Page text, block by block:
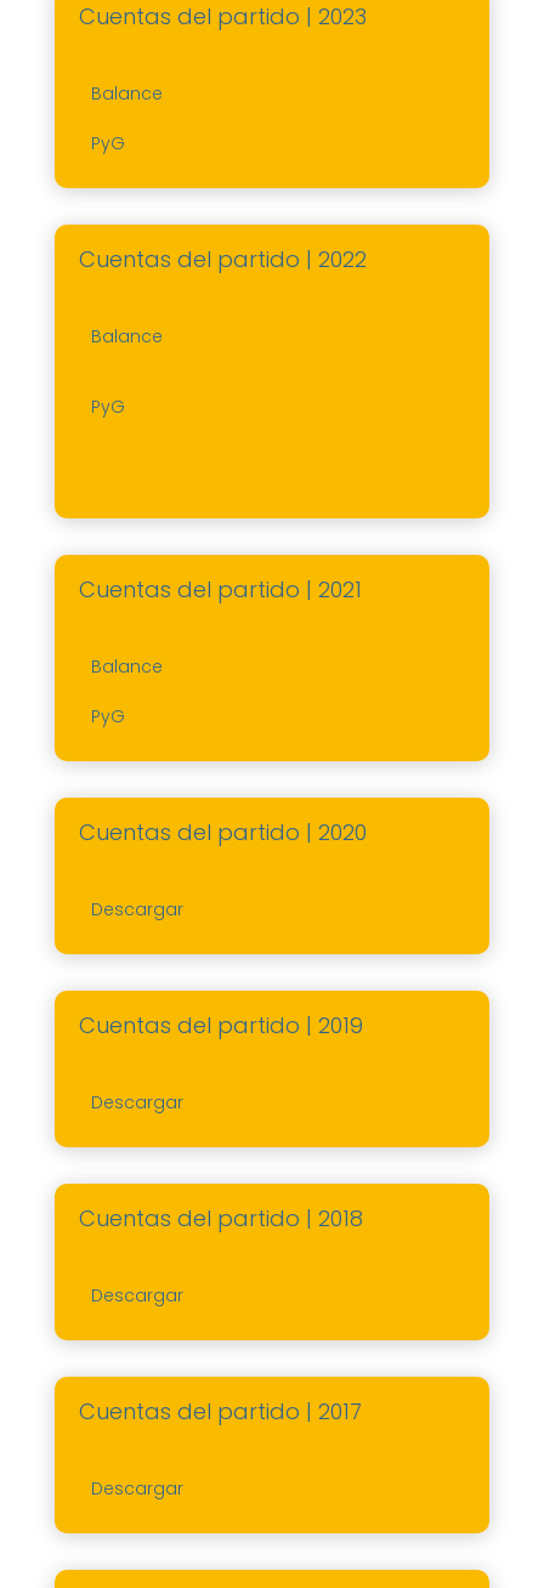
Cuentas del partido | 2023
Balance
PyG
Cuentas del partido | 2022
Balance
PyG
Cuentas del partido | 2021
Balance
PyG
Cuentas del partido | 2020
Descargar
Cuentas del partido | 2019
Descargar
Cuentas del partido | 2018
Descargar
Cuentas del partido | 2017
Descargar